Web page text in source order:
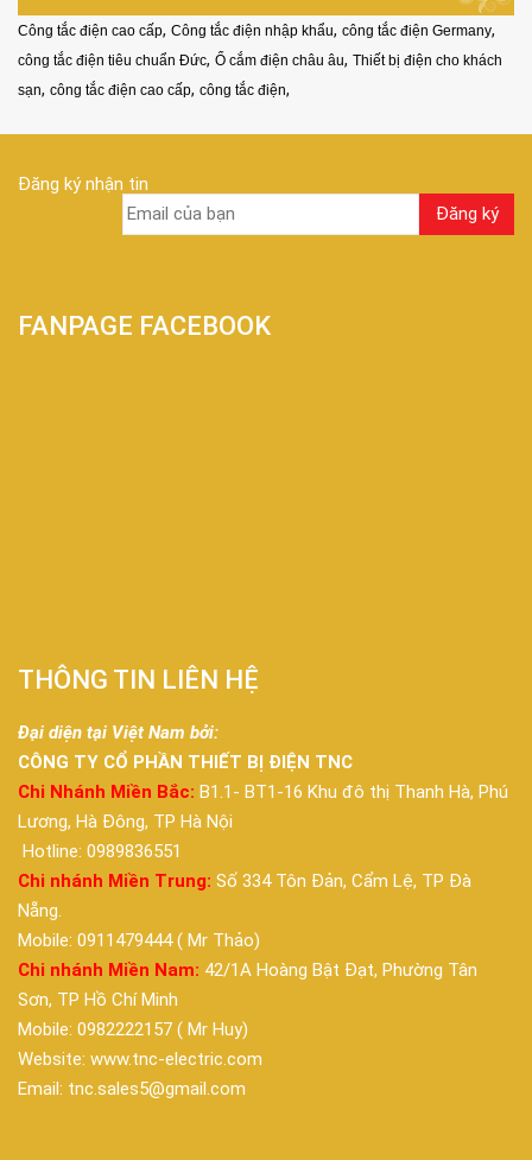
Công tắc điện cao cấp, Công tắc điện nhập khẩu, công tắc điện Germany,
công tắc điện tiêu chuẩn Đức, Ổ cắm điện châu âu, Thiết bị điện cho khách
sạn, công tắc điện cao cấp, công tắc điện,
Đăng ký nhận tin
FANPAGE FACEBOOK
THÔNG TIN LIÊN HỆ
Đại diện tại Việt Nam bởi:
CÔNG TY CỔ PHẦN THIẾT BỊ ĐIỆN TNC
Chi Nhánh Miền Bắc: B1.1- BT1-16 Khu đô thị Thanh Hà, Phú
Lương, Hà Đông, TP Hà Nội
Hotline: 0989836551
Chi nhánh Miền Trung: Số 334 Tôn Đản, Cẩm Lệ, TP Đà
Nẵng.
Mobile: 0911479444 ( Mr Thảo)
Chi nhánh Miền Nam: 42/1A Hoàng Bật Đạt, Phường Tân
Sơn, TP Hồ Chí Minh
Mobile: 0982222157 ( Mr Huy)
Website: www.tnc-electric.com
Email: tnc.sales5@gmail.com